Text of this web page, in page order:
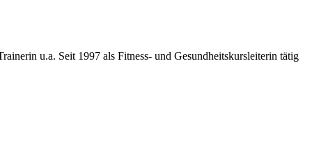
u.a. Seit 1997 als Fitness- und Gesundheitskursleiterin tätig